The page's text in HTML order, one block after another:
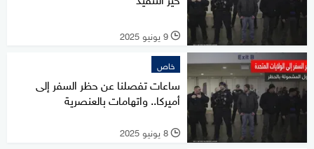
l 9 يونيو 2025
خاص
ساعات تفصلنا عن حظر السفر إلى
أميركا.. واتهامات بالعنصرية
l 8 يونيو 2025